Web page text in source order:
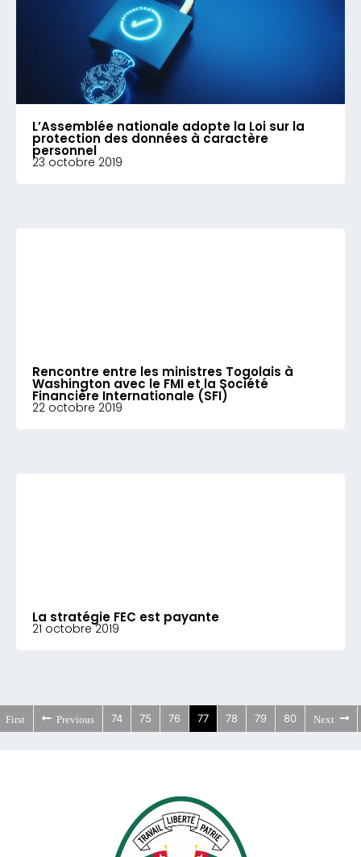
L’Assemblée nationale adopte la Loi sur la
protection des données à caractère
personnel
23 octobre 2019
Rencontre entre les ministres Togolais à
Washington avec le FMI et la Société
Financière Internationale (SFI)
22 octobre 2019
La stratégie FEC est payante
21 octobre 2019
First Previous 74 75 76 77 78 79 80 Next